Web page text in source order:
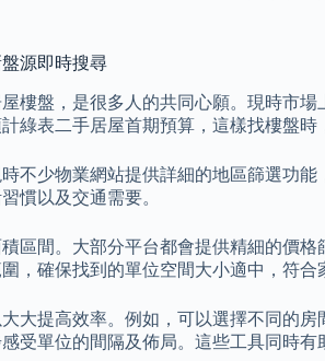
源即時搜尋
樓盤，是很多人的共同心願。現時市
綠表二手居屋首期預算，這樣找樓盤時
不少物業網站提供詳細的地區篩選功
慣以及交通需要。
區間。大部分平台都會提供精細的價
，確保找到的單位空間大小適中，符合
大提高效率。例如，可以選擇不同的
受單位的間隔及佈局。這些工具同時